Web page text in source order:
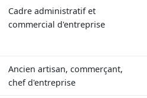
Cadre administratif et
commercial d'entreprise
Ancien artisan, commerçant,
chef d'entreprise